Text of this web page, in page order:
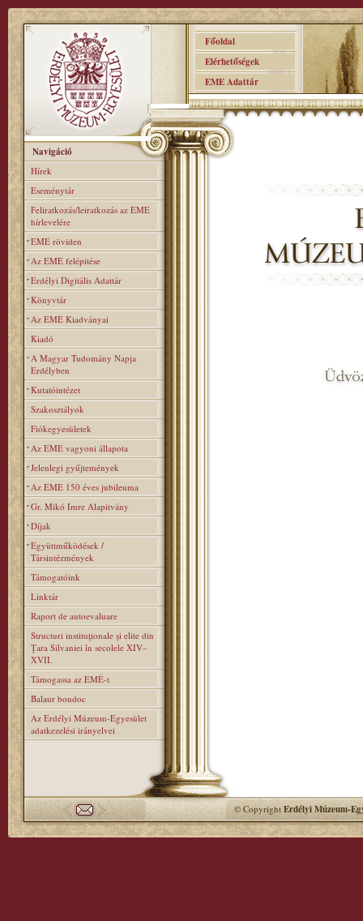
Főoldal
Elérhetőségek
EME Adattár
Navigáció
Hírek
Eseménytár
Feliratkozás/leiratkozás az EME
hírlevelére
EME röviden
Az EME felépitése
Erdélyi Digitális Adattár
Könyvtár
Az EME Kiadványai
Kiadó
A Magyar Tudomány Napja
Erdélyben
Kutatóintézet
Szakosztályok
Fiókegyesületek
Az EME vagyoni állapota
Jelenlegi gyűjtemények
Az EME 150 éves jubileuma
Gr. Mikó Imre Alapitvány
Díjak
Együttműködések /
Társintézmények
Támogatóink
Linktár
Raport de autoevaluare
Structuri instituţionale şi elite din
Ţara Silvaniei în secolele XIV–
XVII.
Támogassa az EMÉ-t
Balaur bondoc
Az Erdélyi Múzeum-Egyesület
adatkezelési irányelvei
© CopyrightErdélyi Múzeum-